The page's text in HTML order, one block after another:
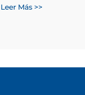
Leer Más >>